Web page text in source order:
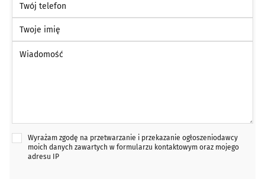
Twoje imię
Wyrażam zgodę na przetwarzanie i przekazanie ogłoszeniodawcy
moich danych zawartych w formularzu kontaktowym oraz mojego
adresu IP